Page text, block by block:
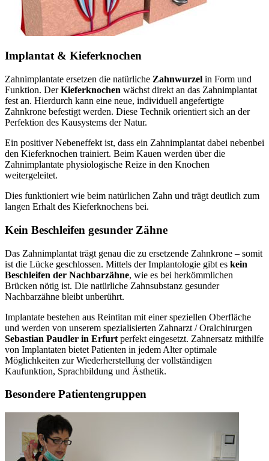
Implantat & Kieferknochen
Zahnimplantate ersetzen die natürliche Zahnwurzel in Form und
Funktion. DerKieferknochen wächst direkt an das Zahnimplantat
fest an. Hierdurch kann eine neue, individuell angefertigte
Zahnkrone befestigt werden. Diese Technik orientiert sich an der
Perfektion des Kausystems der Natur.
Ein positiver Nebeneffekt ist, dass ein Zahnimplantat dabei nebenbei
den Kieferknochen trainiert. Beim Kauen werden über die
Zahnimplantate physiologische Reize in den Knochen
weitergeleitet.
Dies funktioniert wie beim natürlichen Zahn und trägt deutlich zum
langen Erhalt des Kieferknochens bei.
Kein Beschleifen gesunder Zähne
Das Zahnimplantat trägt genau die zu ersetzende Zahnkrone – somit
ist die Lücke geschlossen. Mittels der Implantologie gibt es kein
Beschleifen der Nachbarzähne, wie es bei herkömmlichen
Brücken nötig ist. Die natürliche Zahnsubstanz gesunder
Nachbarzähne bleibt unberührt.
Implantate bestehen aus Reintitan mit einer speziellen Oberfläche
und werden von unserem spezialisierten Zahnarzt / Oralchirurgen
Sebastian Paudler in Erfurt perfekt eingesetzt. Zahnersatz mithilfe
von Implantaten bietet Patienten in jedem Alter optimale
Möglichkeiten zur Wiederherstellung der vollständigen
Kaufunktion, Sprachbildung und Ästhetik.
Besondere Patientengruppen